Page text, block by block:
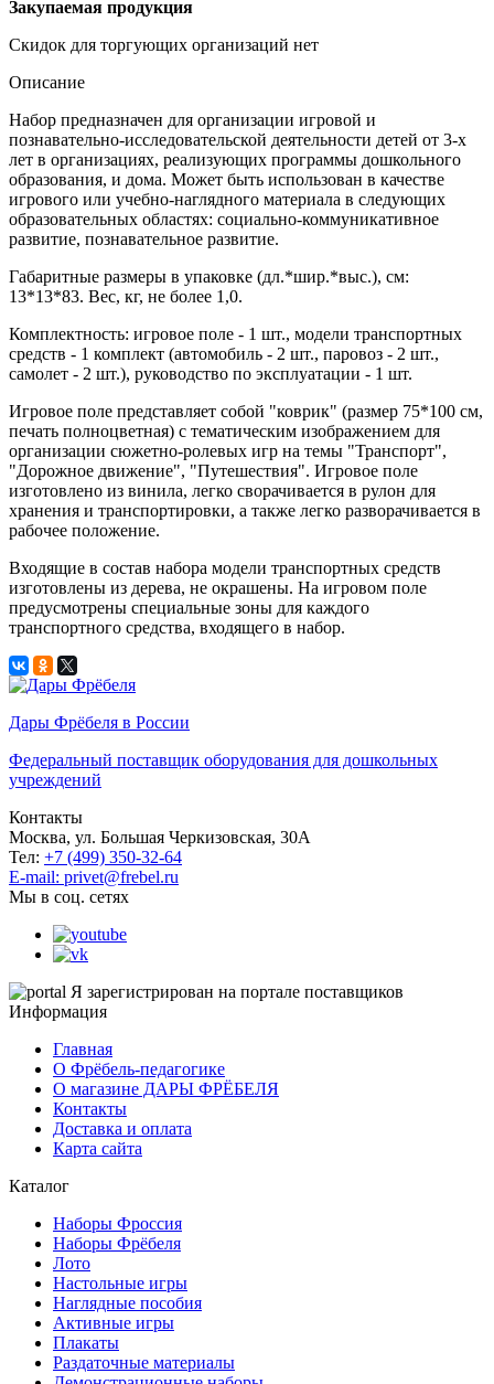
Закупаемая продукция
Скидок для торгующих организаций нет
Описание
Набор предназначен для организации игровой и
познавательно-исследовательской деятельности детей от 3-х
лет в организациях, реализующих программы дошкольного
образования, и дома. Может быть использован в качестве
игрового или учебно-наглядного материала в следующих
образовательных областях: социально-коммуникативное
развитие, познавательное развитие.
Габаритные размеры в упаковке (дл.*шир.*выс.), см:
13*13*83. Вес, кг, не более 1,0.
Комплектность: игровое поле - 1 шт., модели транспортных
средств - 1 комплект (автомобиль - 2 шт., паровоз - 2 шт.,
самолет - 2 шт.), руководство по эксплуатации - 1 шт.
Игровое поле представляет собой "коврик" (размер 75*100 см,
печать полноцветная) с тематическим изображением для
организации сюжетно-ролевых игр на темы "Транспорт",
"Дорожное движение", "Путешествия". Игровое поле
изготовлено из винила, легко сворачивается в рулон для
хранения и транспортировки, а также легко разворачивается в
рабочее положение.
Входящие в состав набора модели транспортных средств
изготовлены из дерева, не окрашены. На игровом поле
предусмотрены специальные зоны для каждого
транспортного средства, входящего в набор.
Дары Фрёбеля в России
Федеральный поставщик оборудования для дошкольных
учреждений
Контакты
Москва, ул. Большая Черкизовская, 30А
Тел: +7 (499) 350-32-64
E-mail: privet@frebel.ru
Мы в соц. сетях
Я зарегистрирован на портале поставщиков
Информация
Главная
О Фрёбель-педагогике
О магазине ДАРЫ ФРЁБЕЛЯ
Контакты
Доставка и оплата
Карта сайта
Каталог
Наборы Фроссия
Наборы Фрёбеля
Лото
Настольные игры
Наглядные пособия
Активные игры
Плакаты
Раздаточные материалы